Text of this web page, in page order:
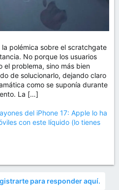
polémica sobre el scratchgate
No porque los usuarios
el problema, sino más bien
de solucionarlo, dejando claro
como se suponía durante
La […]
del iPhone 17: Apple lo ha
con este líquido (lo tienes
para responder aquí.